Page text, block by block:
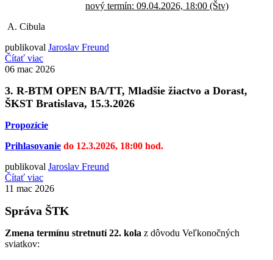
nový termín: 09.04.2026, 18:00 (Štv)
A. Cibula
publikoval Jaroslav Freund
Čítať viac
06 mac 2026
3. R-BTM OPEN BA/TT, Mladšie žiactvo a Dorast,
ŠKST Bratislava, 15.3.2026
Propozície
Prihlasovanie do 12.3.2026, 18:00 hod.
publikoval Jaroslav Freund
Čítať viac
11 mac 2026
Správa ŠTK
Zmena termínu stretnutí 22. kola z dôvodu Veľkonočných
sviatkov: